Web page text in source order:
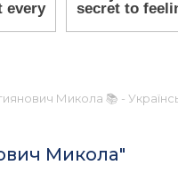
Микола 📚 -
Микола"